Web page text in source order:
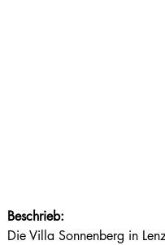
Beschrieb:
Die Villa Sonnenberg in